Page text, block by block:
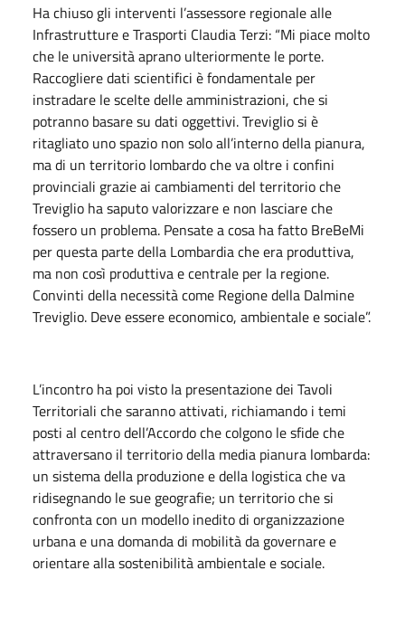
Ha chiuso gli interventi l’assessore regionale alle
Infrastrutture e Trasporti Claudia Terzi: “Mi piace molto
che le università aprano ulteriormente le porte.
Raccogliere dati scientifici è fondamentale per
instradare le scelte delle amministrazioni, che si
potranno basare su dati oggettivi. Treviglio si è
ritagliato uno spazio non solo all’interno della pianura,
ma di un territorio lombardo che va oltre i confini
provinciali grazie ai cambiamenti del territorio che
Treviglio ha saputo valorizzare e non lasciare che
fossero un problema. Pensate a cosa ha fatto BreBeMi
per questa parte della Lombardia che era produttiva,
ma non così produttiva e centrale per la regione.
Convinti della necessità come Regione della Dalmine
Treviglio. Deve essere economico, ambientale e sociale”.
L’incontro ha poi visto la presentazione dei Tavoli
Territoriali che saranno attivati, richiamando i temi
posti al centro dell’Accordo che colgono le sfide che
attraversano il territorio della media pianura lombarda:
un sistema della produzione e della logistica che va
ridisegnando le sue geografie; un territorio che si
confronta con un modello inedito di organizzazione
urbana e una domanda di mobilità da governare e
orientare alla sostenibilità ambientale e sociale.